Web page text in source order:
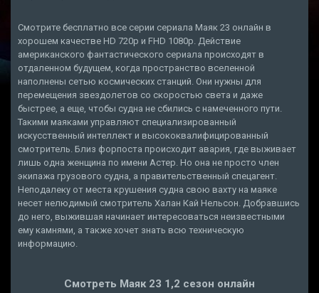
Смотрите бесплатно все серии сериала Маяк 23 онлайн в
хорошем качестве HD 720p и FHD 1080p. Действие
американского фантастического сериала происходят в
отдаленном будущем, когда пространство вселенной
наполнены сетью космических станций. Они нужны для
перемещения звездолетов со скоростью света и даже
быстрее, а еще, чтобы судна не сбились с намеченного пути.
Такими маяками управляют специализированный
искусственный интеллект и высококвалифицированный
смотритель. Близ форпоста происходит авария, где выживает
лишь одна женщина по имени Астер. Но она не просто член
экипажа грузового судна, а правительственный спецагент.
Неподалеку от места крушения судна свою вахту на маяке
несет нелюдимый смотритель Халан Кай Нельсон. Добравшись
до него, выжившая начинает интересоваться неизвестными
ему камнями, а также хочет знать всю техническую
информацию.
Смотреть Маяк 23 1,2 сезон онлайн